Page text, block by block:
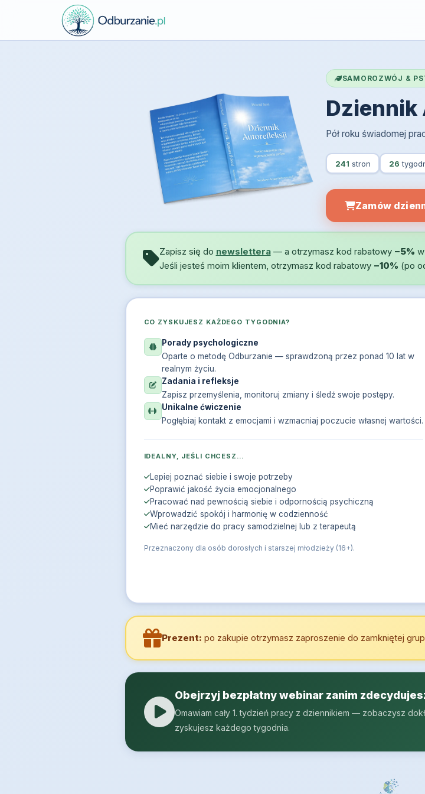
SAMOROZWÓJ &
Pół roku świadomej
241 stron 26
Zamów
Zapisz się do newslettera— a otrzymasz kod rabatowy −5%
Jeśli jesteś moim klientem, otrzymasz kod rabatowy −10% (po
CO ZYSKUJESZ KAŻDEGO TYGODNIA?
Porady psychologiczne
Oparte o metodę Odburzanie — sprawdzoną przez ponad 10 lat w
realnym życiu.
Zadania i refleksje
Zapisz przemyślenia, monitoruj zmiany i śledź swoje postępy.
Unikalne ćwiczenie
Pogłębiaj kontakt z emocjami i wzmacniaj poczucie własnej wartości.
IDEALNY, JEŚLI CHCESZ…
Lepiej poznać siebie i swoje potrzeby
Poprawić jakość życia emocjonalnego
Pracować nad pewnością siebie i odpornością psychiczną
Wprowadzić spokój i harmonię w codzienność
Mieć narzędzie do pracy samodzielnej lub z terapeutą
Przeznaczony dla osób dorosłych i starszej młodzieży (16+).
Prezent: po zakupie otrzymasz zaproszenie do zamkniętej
Obejrzyj bezpłatny webinar zanim
Omawiam cały 1. tydzień pracy z dziennikiem — zobaczysz
zyskujesz każdego tygodnia.